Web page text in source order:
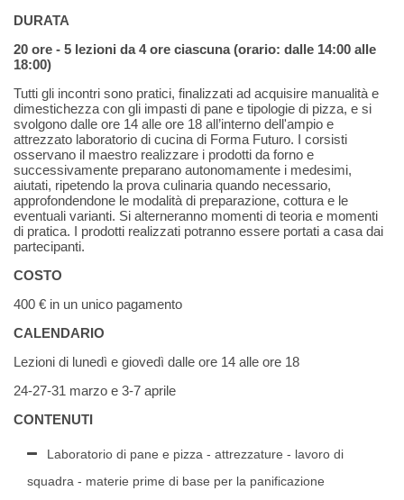
DURATA
20 ore - 5 lezioni da 4 ore ciascuna (orario: dalle 14:00 alle
18:00)
Tutti gli incontri sono pratici, finalizzati ad acquisire manualità e
dimestichezza con gli impasti di pane e tipologie di pizza, e si
svolgono dalle ore 14 alle ore 18 all’interno dell'ampio e
attrezzato laboratorio di cucina di Forma Futuro. I corsisti
osservano il maestro realizzare i prodotti da forno e
successivamente preparano autonomamente i medesimi,
aiutati, ripetendo la prova culinaria quando necessario,
approfondendone le modalità di preparazione, cottura e le
eventuali varianti. Si alterneranno momenti di teoria e momenti
di pratica. I prodotti realizzati potranno essere portati a casa dai
partecipanti.
COSTO
400 € in un unico pagamento
CALENDARIO
Lezioni di lunedì e giovedì dalle ore 14 alle ore 18
24-27-31 marzo e 3-7 aprile
CONTENUTI
Laboratorio di pane e pizza - attrezzature - lavoro di
squadra - materie prime di base per la panificazione